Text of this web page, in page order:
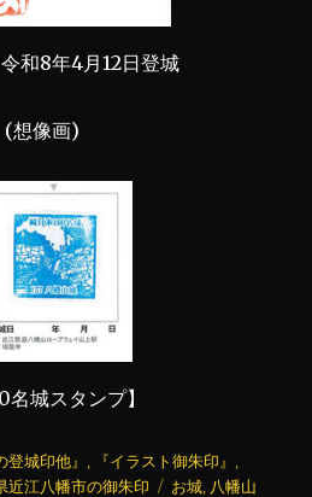
和8年4月12日登城
(想像画)
名城スタンプ】
登城印他』 『イラスト御朱印』
近江八幡市の御朱印
タ
お城 八幡山